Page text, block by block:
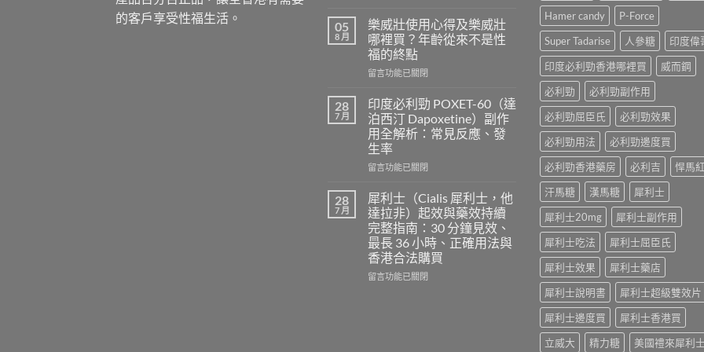
的客戶享受性福生活。
品
印
度
超
級
愛
力
混
合
片
雙
犀
利
士
效
果
怎
麼
05
8 月
樂威壯使用心得及樂威壯
哪裡買？年齡從來不是性
福的終點
在
威
壯
使
用
心
得
樂
威
壯
哪
裡
買？
年
留言功能已關閉
28
7 月
印度必利勁 POXET-60（達
泊西汀 Dapoxetine）副作
用全解析：常見反應、發
生率
在
度
必
利
勁
POXET-
60（達
泊
留言功能已關閉
28
7 月
犀利士（Cialis 犀利士，他
達拉非）起效與藥效持續
完整指南：30 分鐘見效、
最長 36 小時、正確用法與
香港合法購買
在
留言功能已關閉
Hamer candy
P-Force
Super Tadarise
人參糖
印度偉
印度必利勁香港哪裡買
威而鋼
必利勁
必利勁副作用
必利勁屈臣氏
必利勁效果
必利勁用法
必利勁邊度買
必利勁香港藥房
必利吉
悍馬
汗馬糖
漢馬糖
犀利士
犀利士20mg
犀利士副作用
犀利士吃法
犀利士屈臣氏
犀利士效果
犀利士藥店
犀利士說明書
犀利士超級雙效片
犀利士邊度買
犀利士香港買
立威大
精力糖 美國禮來犀利士